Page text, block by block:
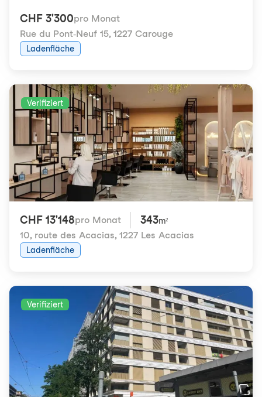
CHF 3'300pro Monat
Rue du Pont-Neuf 15, 1227 Carouge
Ladenfläche
Verifiziert
CHF 13'148pro Monat 343m²
10, route des Acacias, 1227 Les Acacias
Ladenfläche
Verifiziert